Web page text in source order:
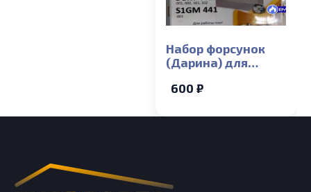
Набор форсунок
(Дарина) для
сжиженный газ d
0,83-1шт, Винты
600 ₽